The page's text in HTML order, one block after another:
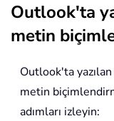
Outlook'ta
metin
Outlook'ta
metin
adımları izleyin: